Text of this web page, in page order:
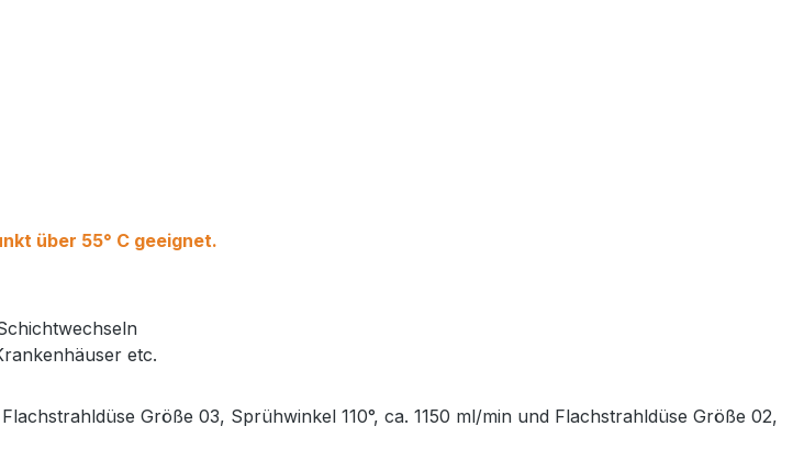
über 55° C geeignet.
etc.
Größe 03, Sprühwinkel 110°, ca. 1150 ml/min und Flachstrahldüse Größe 02,